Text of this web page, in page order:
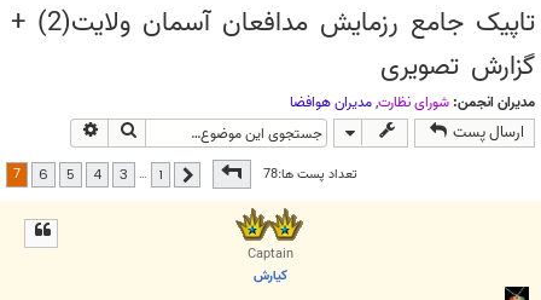
جتاپیک جامع رزمایش مدافعان آسمان ولايت(2) +
گزارش تصویری
مدیران انجمن: شوراي نظارت,مديران هوافضا
ارسال پست جستجو
تعداد پست ها:78صفحه از7 قبلی 1
…
3
4
5
6
7
Captain
كيارش